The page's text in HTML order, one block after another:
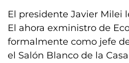
El presidente Javier Milei
El ahora exministro de
formalmente como jefe
el Salón Blanco de la